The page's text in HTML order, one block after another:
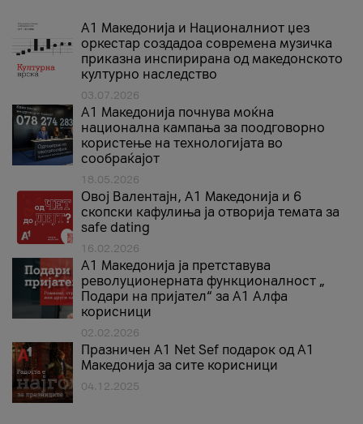
А1 Македонија и Националниот џез
оркестар создадоа современа музичка
приказна инспирирана од македонското
културно наследство
03.07.2026
A1 Македонија почнува моќна
национална кампања за поодговорно
користење на технологијата во
сообраќајот
18.05.2026
Овој Валентајн, A1 Македонија и 6
скопски кафулиња ја отворија темата за
safe dating
16.02.2026
А1 Македонија ја претставува
револуционерната функционалност „
Подари на пријател“ за А1 Алфа
корисници
02.02.2026
Празничен A1 Net Sеf подарок од А1
Македонија за сите корисници
04.12.2025